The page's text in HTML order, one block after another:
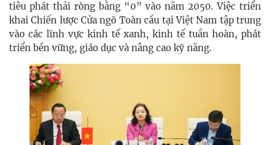
tiêu phát thải ròng bằng “0” vào năm 2050. Việc triển
khai Chiến lược Cửa ngõ Toàn cầu tại Việt Nam tập trung
vào các lĩnh vực kinh tế xanh, kinh tế tuần hoàn, phát
triển bền vững, giáo dục và nâng cao kỹ năng.